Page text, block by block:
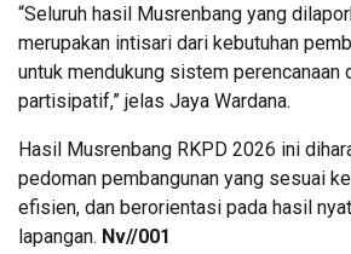
“Seluruh hasil Musrenbang yang
merupakan intisari dari kebutuhan
untuk mendukung sistem perencanaan
partisipatif,” jelas Jaya Wardana.
Hasil Musrenbang RKPD 2026 ini
pedoman pembangunan yang sesuai
efisien, dan berorientasi pada hasil
lapangan. Nv//001